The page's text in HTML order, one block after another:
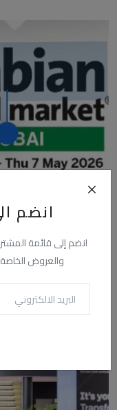
انضم
انضم إلى قائمة
والعروض
إطلاق معرض"سوق
أعلنت شركة (أر إكس)
إطلاق معرض ...